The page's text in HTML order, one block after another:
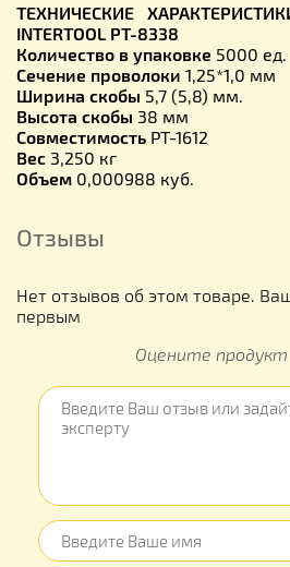
ТЕХНИЧЕСКИЕ
INTERTOOL PT-8338
Количество в упаковке 5000 ед.
Сечение проволоки 1,25*1,0 мм
Ширина скобы 5,7 (5,8) мм.
Высота скобы 38 мм
Совместимость PT-1612
Вес 3,250 кг
Объем 0,000988 куб.
Отзывы
Нет отзывов об этом товаре.
первым
Оцените продукт